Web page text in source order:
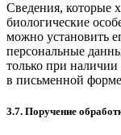
Сведения, которые
биологические
можно установить
персональные
только при наличии
в письменной
3.7. Поручение